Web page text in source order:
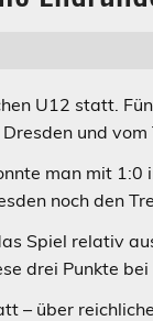
U12 statt.
und
man mit
noch den
Spiel relativ
drei Punkte bei
– über